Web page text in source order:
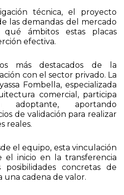
técnica, el proyecto
las demandas del mercado
ámbitos estas placas
efectiva.
más destacados de la
con el sector privado. La
Fombella, especializada
comercial, participa
adoptante, aportando
de validación para realizar
reales.
el equipo, esta vinculación
el inicio en la transferencia
concretas de
una cadena de valor.